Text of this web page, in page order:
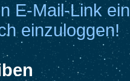
E-Mail-Link
einzuloggen!